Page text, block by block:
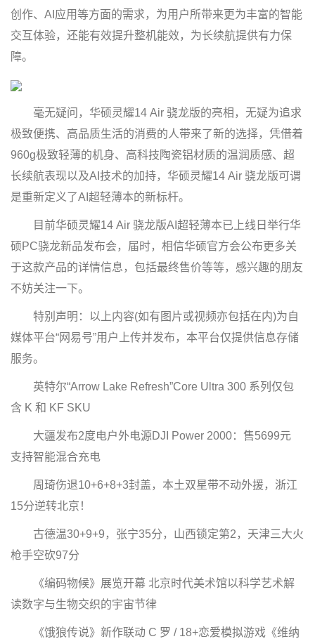
创作、AI应用等方面的需求，为用户所带来更为丰富的智能
交互体验，还能有效提升整机能效，为长续航提供有力保
障。
毫无疑问，华硕灵耀14 Air 骁龙版的亮相，无疑为追求
极致便携、高品质生活的消费的人带来了新的选择，凭借着
960g极致轻薄的机身、高科技陶瓷铝材质的温润质感、超
长续航表现以及AI技术的加持，华硕灵耀14 Air 骁龙版可谓
是重新定义了AI超轻薄本的新标杆。
目前华硕灵耀14 Air 骁龙版AI超轻薄本已上线日举行华
硕PC骁龙新品发布会，届时，相信华硕官方会公布更多关
于这款产品的详情信息，包括最终售价等等，感兴趣的朋友
不妨关注一下。
特别声明：以上内容(如有图片或视频亦包括在内)为自
媒体平台“网易号”用户上传并发布，本平台仅提供信息存储
服务。
英特尔“Arrow Lake Refresh”Core Ultra 300 系列仅包
含 K 和 KF SKU
大疆发布2度电户外电源DJI Power 2000：售5699元
支持智能混合充电
周琦伤退10+6+8+3封盖，本土双星带不动外援，浙江
15分逆转北京！
古德温30+9+9，张宁35分，山西锁定第2，天津三大火
枪手空砍97分
《编码物候》展览开幕 北京时代美术馆以科学艺术解
读数字与生物交织的宇宙节律
《饿狼传说》新作联动 C 罗 / 18+恋爱模拟游戏《维纳